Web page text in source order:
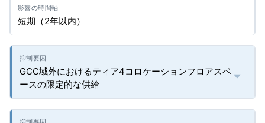
短期（2年以内）
GCC域外におけるティア4コロケーションフロアスペ
ースの限定的な供給